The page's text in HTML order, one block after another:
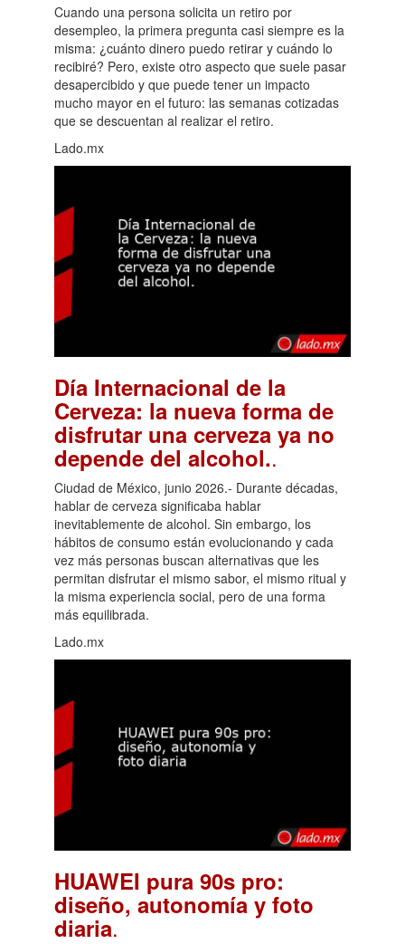
Cuando una persona solicita un retiro por
desempleo, la primera pregunta casi siempre es la
misma: ¿cuánto dinero puedo retirar y cuándo lo
recibiré? Pero, existe otro aspecto que suele pasar
desapercibido y que puede tener un impacto
mucho mayor en el futuro: las semanas cotizadas
que se descuentan al realizar el retiro.
Lado.mx
Día Internacional de la
Cerveza: la nueva forma de
disfrutar una cerveza ya no
depende del alcohol..
Ciudad de México, junio 2026.- Durante décadas,
hablar de cerveza significaba hablar
inevitablemente de alcohol. Sin embargo, los
hábitos de consumo están evolucionando y cada
vez más personas buscan alternativas que les
permitan disfrutar el mismo sabor, el mismo ritual y
la misma experiencia social, pero de una forma
más equilibrada.
Lado.mx
HUAWEI pura 90s pro:
diseño, autonomía y foto
diaria.